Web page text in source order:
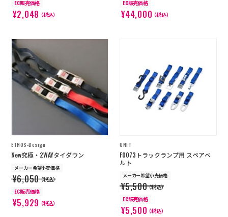
EC販売価格
¥2,048（税込）
EC販売価格
¥44,000（税込）
ETHOS-Design
New究極・2WAYタイダウン
メーカー希望小売価格
¥6,050（税込）
EC販売価格
¥5,929（税込）
UNIT
F0073トラックランプ用 スペアベ
ルト
メーカー希望小売価格
¥5,500（税込）
EC販売価格
¥5,500（税込）